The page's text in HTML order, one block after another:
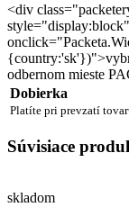
<div
odbernom mieste
Dobierka
Platíte pri prevzatí
Súvisiace
skladom